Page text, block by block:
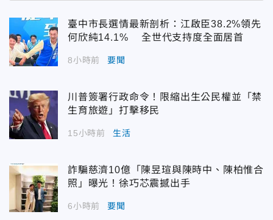
臺中市長選情最新剖析：江啟臣38.2%領先
何欣純14.1% 全世代支持度全面居首
8小時前 要聞
川普簽署行政命令！限縮出生公民權並「禁
生育旅遊」打擊移民
15小時前 生活
詐騙慈濟10億「陳昱瑄與陳時中、陳柏惟合
照」曝光！徐巧芯震撼出手
6小時前 要聞